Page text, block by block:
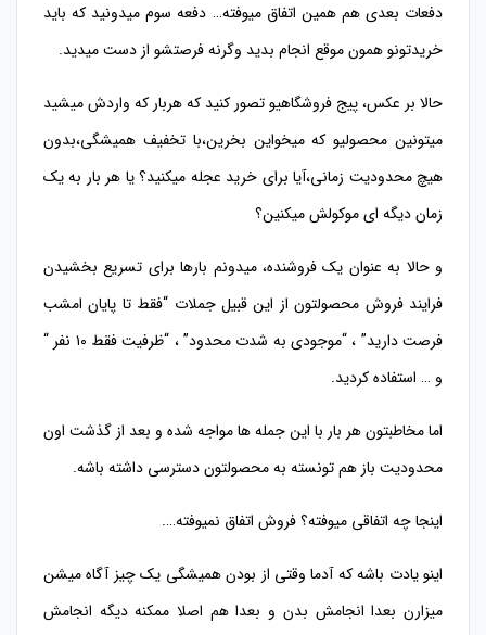
دفعات بعدی هم همین اتفاق میوفته… دفعه سوم میدونید که باید
خریدتونو همون موقع انجام بدید وگرنه فرصتشو از دست میدید.
حالا بر عکس، پیج فروشگاهیو تصور کنید که هربار که واردش میشید
میتونین محصولیو که میخواین بخرین،با تخفیف همیشگی،بدون
هیچ محدودیت زمانی،آیا برای خرید عجله میکنید؟ یا هر بار به یک
زمان دیگه ای موکولش میکنین؟
و حالا به عنوان یک فروشنده، میدونم بارها برای تسریع بخشیدن
فرایند فروش محصولتون از این قبیل جملات “فقط تا پایان امشب
فرصت دارید” ، “موجودی به شدت محدود” ، “ظرفیت فقط ۱۰ نفر “
و … استفاده کردید.
اما مخاطبتون هر بار با این جمله ها مواجه شده و بعد از گذشت اون
محدودیت باز هم تونسته به محصولتون دسترسی داشته باشه.
اینجا چه اتفاقی میوفته؟ فروش اتفاق نمیوفته….
اینو یادت باشه که آدما وقتی از بودن همیشگی یک چیز آگاه میشن
میزارن بعدا انجامش بدن و بعدا هم اصلا ممکنه دیگه انجامش